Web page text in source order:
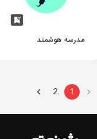
مدرسه هوشمند
1
2